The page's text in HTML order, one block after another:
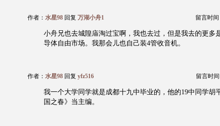
作者： 水星98 回复 万湖小舟1 留言时间
小舟兄也去城隍庙淘过宝啊，我也去过，但是我去的更多
导体自由市场。我那会儿也自己装4管收音机。
作者： 水星98 回复 yfz516 留言时间
我一个大学同学就是成都十九中毕业的，他的19中同学胡
国之春》当主编。